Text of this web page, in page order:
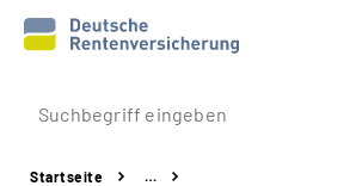
Prävention
Startseite
…